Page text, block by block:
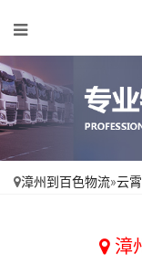
漳州到百色物流»云
漳